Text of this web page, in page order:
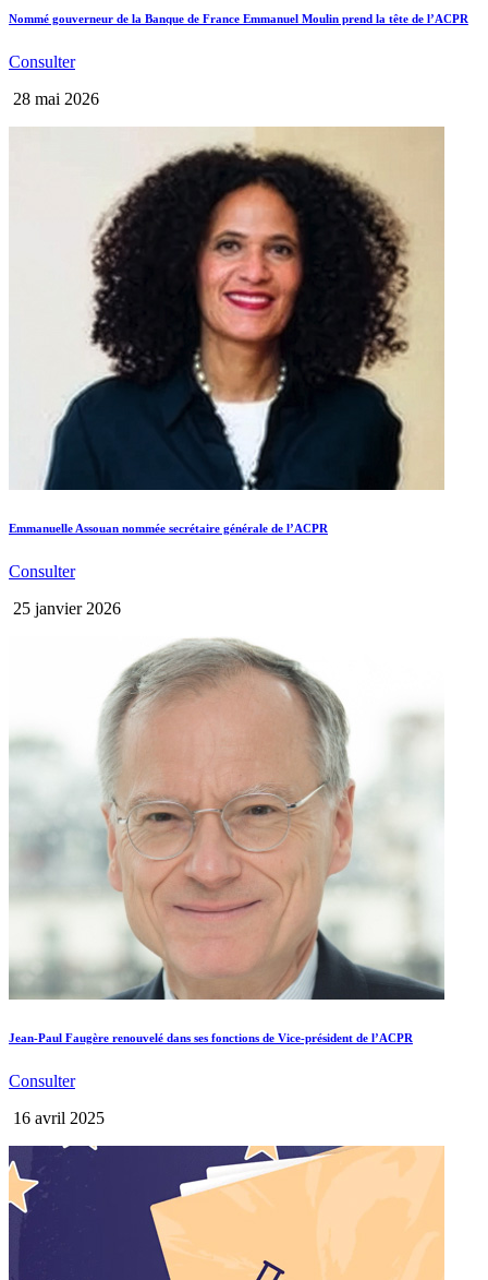
Nommé gouverneur de la Banque de France Emmanuel Moulin prend la tête de l’ACPR
Consulter
28 mai 2026
Emmanuelle Assouan nommée secrétaire générale de l’ACPR
Consulter
25 janvier 2026
Jean-Paul Faugère renouvelé dans ses fonctions de Vice-président de l’ACPR
Consulter
16 avril 2025